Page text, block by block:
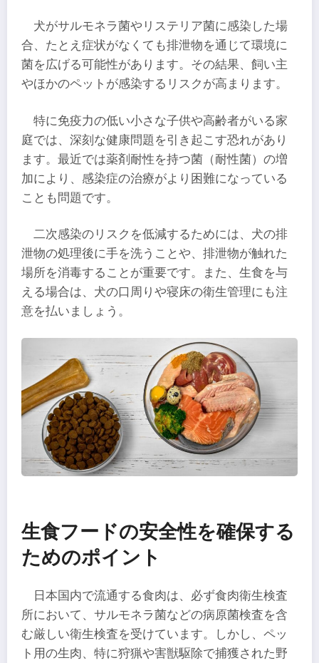
犬がサルモネラ菌やリステリア菌に感染した場
合、たとえ症状がなくても排泄物を通じて環境に
菌を広げる可能性があります。その結果、飼い主
やほかのペットが感染するリスクが高まります。
特に免疫力の低い小さな子供や高齢者がいる家
庭では、深刻な健康問題を引き起こす恐れがあり
ます。最近では薬剤耐性を持つ菌（耐性菌）の増
加により、感染症の治療がより困難になっている
ことも問題です。
二次感染のリスクを低減するためには、犬の排
泄物の処理後に手を洗うことや、排泄物が触れた
場所を消毒することが重要です。また、生食を与
える場合は、犬の口周りや寝床の衛生管理にも注
意を払いましょう。
生食フードの安全性を確保する
ためのポイント
日本国内で流通する食肉は、必ず食肉衛生検査
所において、サルモネラ菌などの病原菌検査を含
む厳しい衛生検査を受けています。しかし、ペッ
ト用の生肉、特に狩猟や害獣駆除で捕獲された野